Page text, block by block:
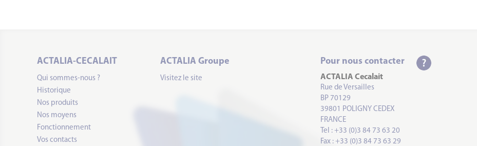
ACTALIA-CECALAIT
Qui sommes-nous ?
Historique
Nos produits
Nos moyens
Fonctionnement
Vos contacts
ACTALIA Groupe
Visitez le site
Pour nous contacter
ACTALIA Cecalait
Rue de Versailles
BP 70129
39801 POLIGNY CEDEX
FRANCE
Tel : +33 (0)3 84 73 63 20
Fax : +33 (0)3 84 73 63 29